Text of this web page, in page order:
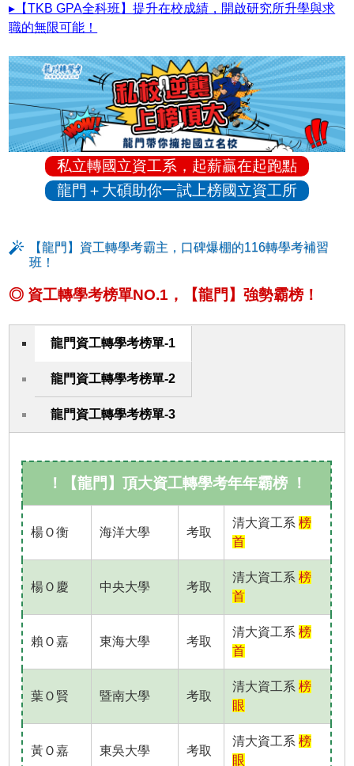
▸【TKB GPA全科班】提升在校成績，開啟研究所升學與求
職的無限可能！
私立轉國立資工系，起薪贏在起跑點
龍門＋大碩助你一試上榜國立資工所
【龍門】資工轉學考霸主，口碑爆棚的116轉學考補習
班！
◎ 資工轉學考榜單NO.1，【龍門】強勢霸榜！
龍門資工轉學考榜單-1
龍門資工轉學考榜單-2
龍門資工轉學考榜單-3
！【龍門】頂大資工轉學考年年霸榜 ！
楊Ｏ衡 海洋大學 考取
清大資工系榜
首
楊Ｏ慶 中央大學 考取
清大資工系榜
首
賴Ｏ嘉 東海大學 考取
清大資工系榜
首
葉Ｏ賢 暨南大學 考取
清大資工系榜
眼
黃Ｏ嘉 東吳大學 考取
清大資工系榜
眼